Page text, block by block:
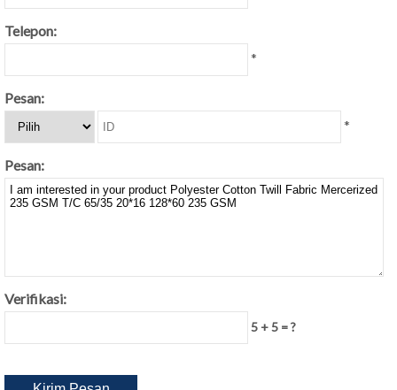
Telepon:
*
Pesan:
*
Pesan:
Verifikasi:
5 + 5 = ?